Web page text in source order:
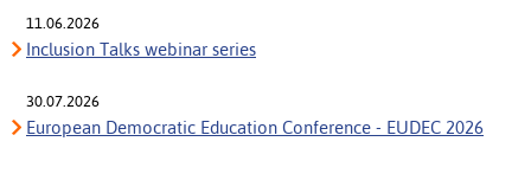
11.06.2026
Inclusion Talks webinar series
30.07.2026
European Democratic Education Conference - EUDEC 2026